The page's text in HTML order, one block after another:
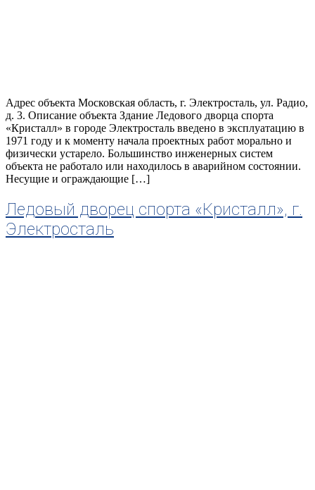
Адрес объекта Московская область, г. Электросталь, ул. Радио,
д. 3. Описание объекта Здание Ледового дворца спорта
«Кристалл» в городе Электросталь введено в эксплуатацию в
1971 году и к моменту начала проектных работ морально и
физически устарело. Большинство инженерных систем
объекта не работало или находилось в аварийном состоянии.
Несущие и ограждающие […]
Ледовый дворец спорта «Кристалл», г.
Электросталь